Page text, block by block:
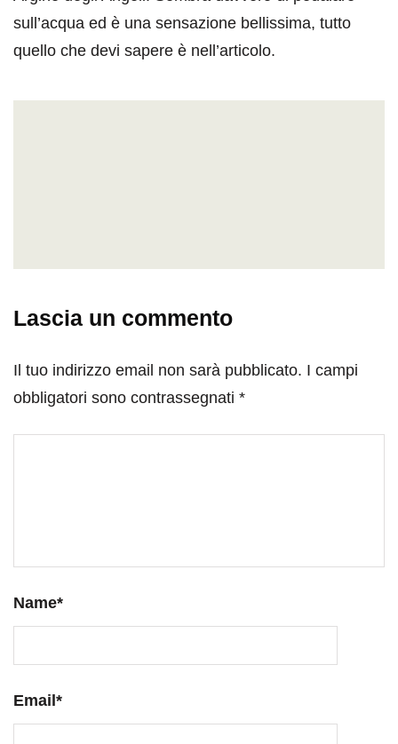
sull’acqua ed è una sensazione bellissima, tutto
quello che devi sapere è nell’articolo.
Lascia un commento
Il tuo indirizzo email non sarà pubblicato. I campi
obbligatori sono contrassegnati *
Name*
Email*